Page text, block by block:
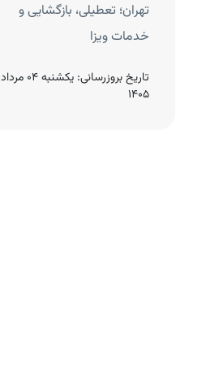
تهران؛ تعطیلی، بازگشایی و
خدمات ویزا
تاریخ بروزرسانی:
یکشنبه 04 مرداد
1405